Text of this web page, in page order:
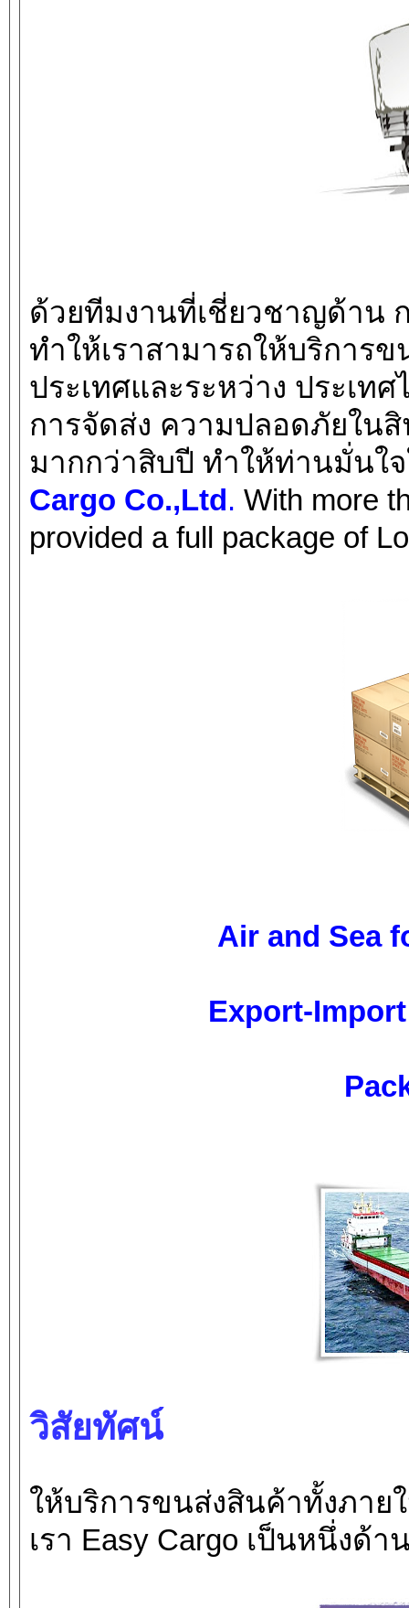
ด้วยทีมงานที่เชี่ยวชาญด้าน
ทำให้เราสามารถให้บริการ
ประเทศและระหว่าง ประเท
การจัดส่ง ความปลอดภัยใน
มากกว่าสิบปี ทําให้ท่านมั่นใ
Cargo Co.,Ltd. With more
provided a full package of
Air and Sea
Export-
วิสัยทัศน์
ให้บริการขนส่งสินค้าทั้งภาย
เรา Easy Cargo เป็นหนึ่งด้